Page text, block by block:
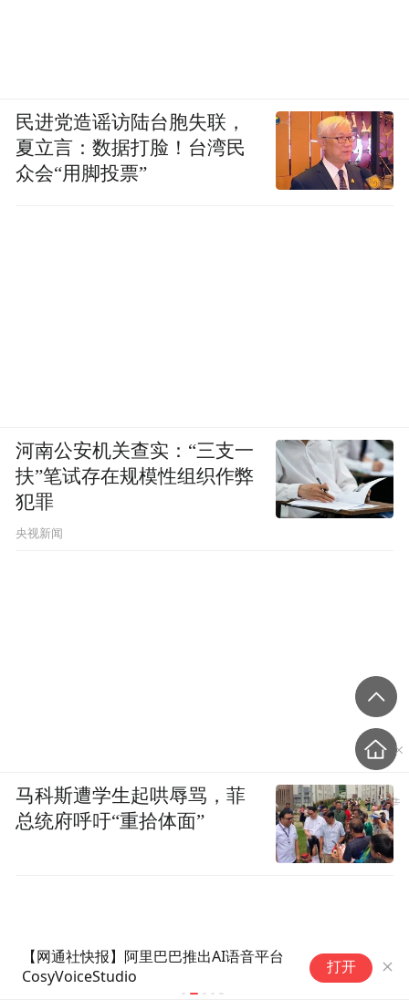
【网通社快报】阿里巴巴推出AI语音平台
CosyVoiceStudio
【网通社快
要求AI账号
打开
民进党造谣访陆台胞失联，
夏立言：数据打脸！台湾民
众会“用脚投票”
河南公安机关查实：“三支一
扶”笔试存在规模性组织作弊
犯罪
央视新闻
马科斯遭学生起哄辱骂，菲
总统府呼吁“重拾体面”